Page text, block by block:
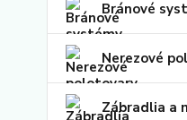
Bránové
Nerezové
Zábradlia a